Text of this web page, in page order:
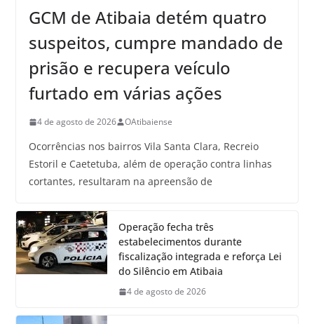
GCM de Atibaia detém quatro
suspeitos, cumpre mandado de
prisão e recupera veículo
furtado em várias ações
4 de agosto de 2026 OAtibaiense
Ocorrências nos bairros Vila Santa Clara, Recreio
Estoril e Caetetuba, além de operação contra linhas
cortantes, resultaram na apreensão de
Operação fecha três
estabelecimentos durante
fiscalização integrada e reforça Lei
do Silêncio em Atibaia
4 de agosto de 2026